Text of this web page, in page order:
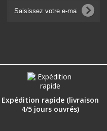
Expédition rapide (livraison
4/5 jours ouvrés)